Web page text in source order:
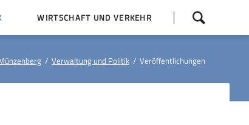
überspringen
WIRTSCHAFT UND VERKEHR
Verwaltung und Politik Veröffentlichungen